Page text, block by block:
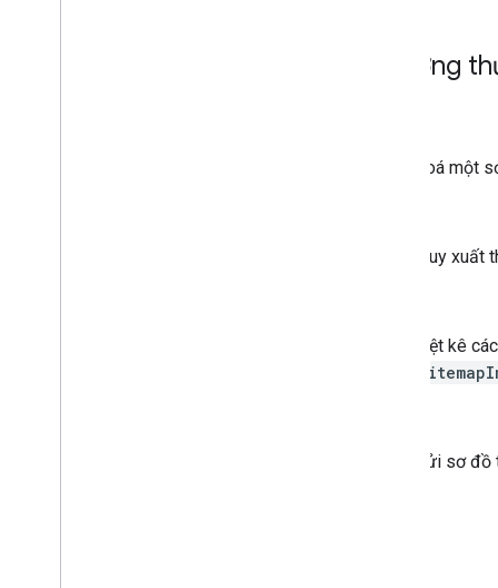
Phương
Xoá một
Truy
Liệt kê các
Gửi sơ